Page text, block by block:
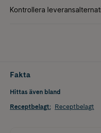
Fakta
Hittas även bland
Receptbelagt: Receptbelagt